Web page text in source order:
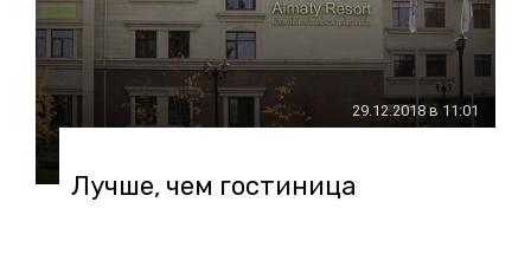
29.12.2018 в 11:01
Лучше, чем гостиница